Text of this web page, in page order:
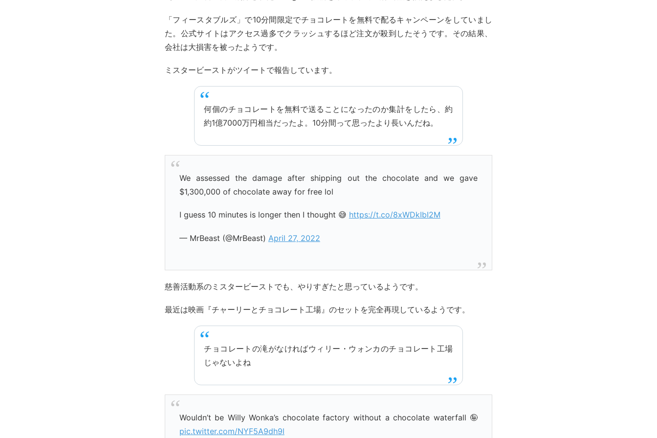
「フィースタブルズ」で10分間限定でチョコレートを無料で配るキャンペーンをしていまし
た。公式サイトはアクセス過多でクラッシュするほど注文が殺到したそうです。その結果、
会社は大損害を被ったようです。
ミスタービーストがツイートで報告しています。
何個のチョコレートを無料で送ることになったのか集計をしたら、約
約1億7000万円相当だったよ。10分間って思ったより長いんだね。
We assessed the damage after shipping out the chocolate and we gave
$1,300,000 of chocolate away for free lol
I guess 10 minutes is longer then I thought 😅 https://t.co/8xWDkIbI2M
— MrBeast (@MrBeast) April 27, 2022
慈善活動系のミスタービーストでも、やりすぎたと思っているようです。
最近は映画『チャーリーとチョコレート工場』のセットを完全再現しているようです。
チョコレートの滝がなければウィリー・ウォンカのチョコレート工場
じゃないよね
Wouldn’t be Willy Wonka’s chocolate factory without a chocolate waterfall 🤪
pic.twitter.com/NYF5A9dh9l